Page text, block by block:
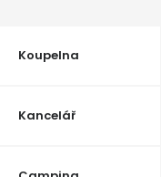
Koupelna
Kancelář